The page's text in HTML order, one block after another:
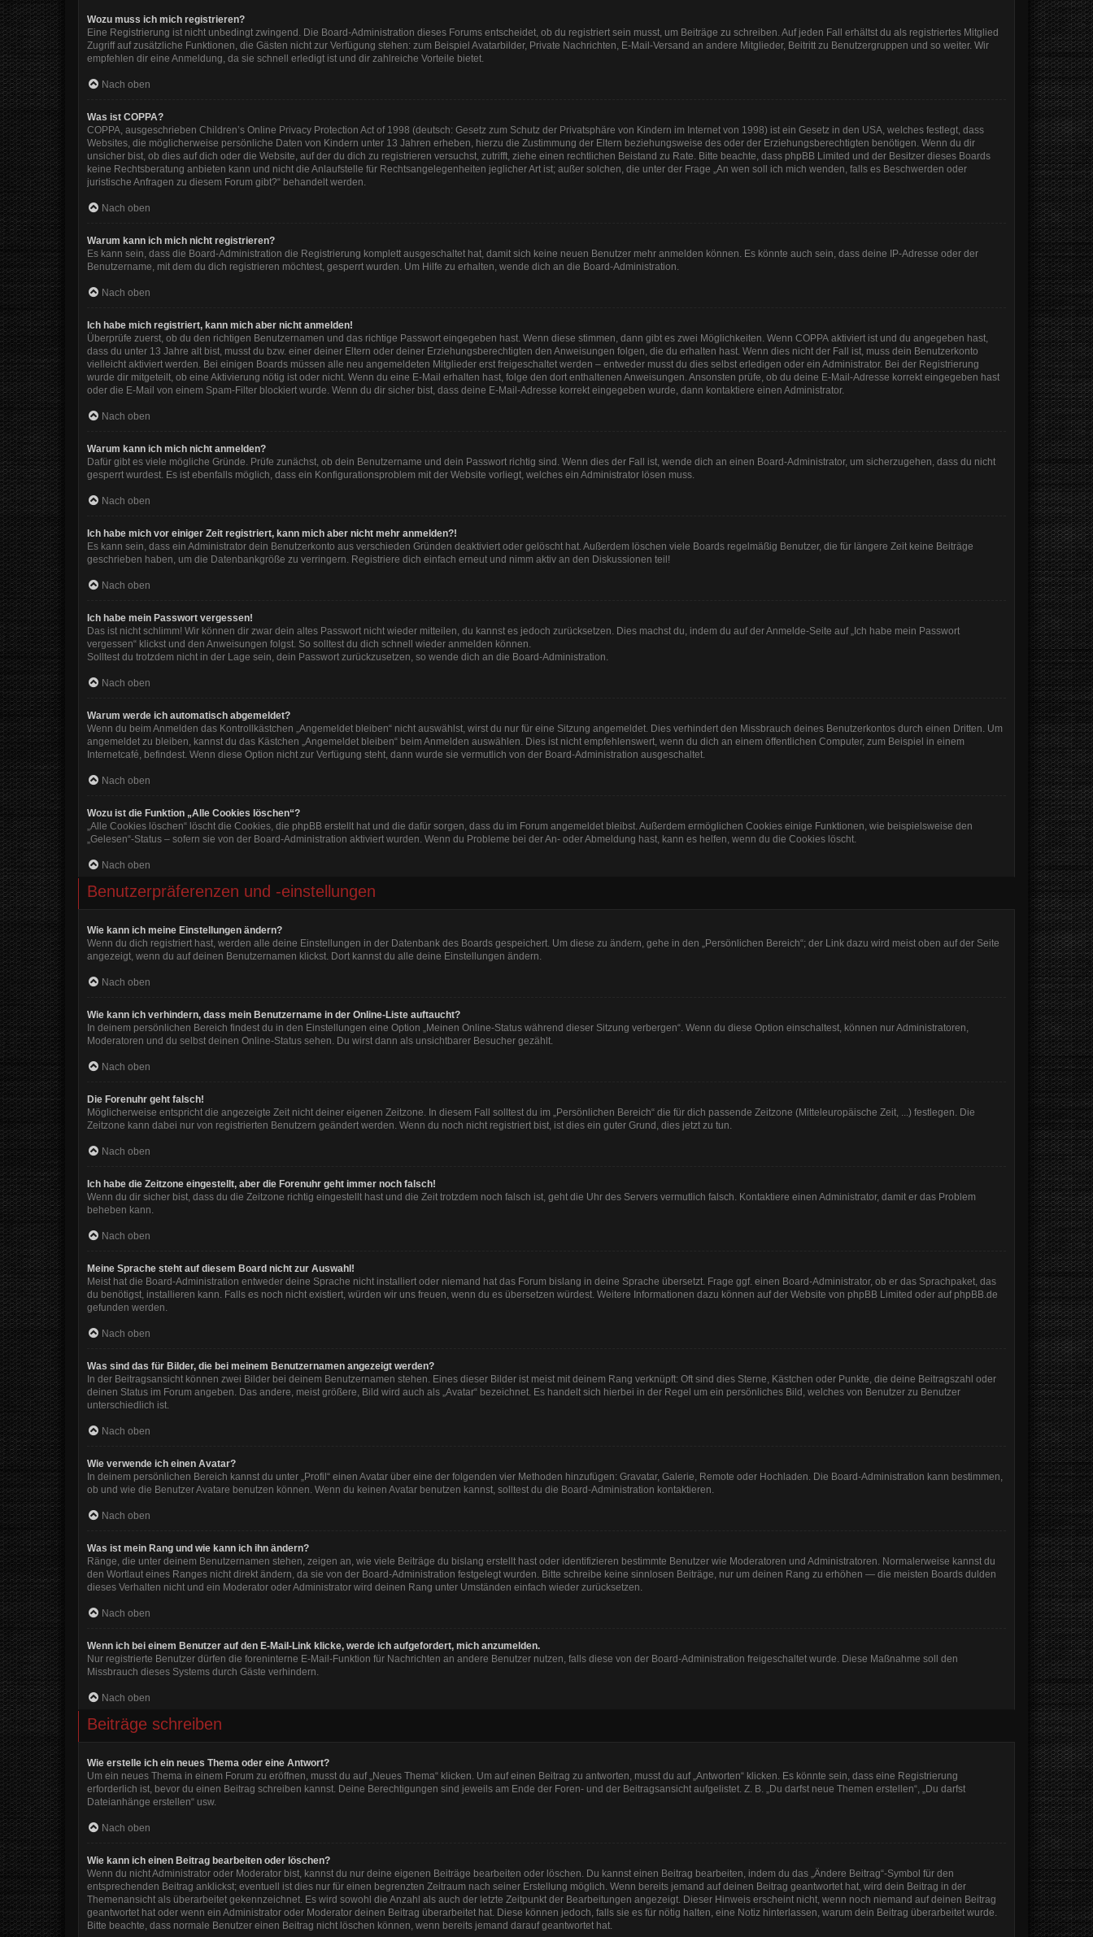
Wozu muss ich mich registrieren?
Eine Registrierung ist nicht unbedingt zwingend. Die Board-Administration dieses Forums entscheidet, ob du registriert sein musst, um Beiträge zu schreiben. Auf jeden Fall erhältst du als registriertes Mitglied
Zugriff auf zusätzliche Funktionen, die Gästen nicht zur Verfügung stehen: zum Beispiel Avatarbilder, Private Nachrichten, E-Mail-Versand an andere Mitglieder, Beitritt zu Benutzergruppen und so weiter. Wir
empfehlen dir eine Anmeldung, da sie schnell erledigt ist und dir zahlreiche Vorteile bietet.
Nach oben
Was ist COPPA?
COPPA, ausgeschrieben Children’s Online Privacy Protection Act of 1998 (deutsch: Gesetz zum Schutz der Privatsphäre von Kindern im Internet von 1998) ist ein Gesetz in den USA, welches festlegt, dass
Websites, die möglicherweise persönliche Daten von Kindern unter 13 Jahren erheben, hierzu die Zustimmung der Eltern beziehungsweise des oder der Erziehungsberechtigten benötigen. Wenn du dir
unsicher bist, ob dies auf dich oder die Website, auf der du dich zu registrieren versuchst, zutrifft, ziehe einen rechtlichen Beistand zu Rate. Bitte beachte, dass phpBB Limited und der Besitzer dieses Boards
keine Rechtsberatung anbieten kann und nicht die Anlaufstelle für Rechtsangelegenheiten jeglicher Art ist; außer solchen, die unter der Frage „An wen soll ich mich wenden, falls es Beschwerden oder
juristische Anfragen zu diesem Forum gibt?“ behandelt werden.
Nach oben
Warum kann ich mich nicht registrieren?
Es kann sein, dass die Board-Administration die Registrierung komplett ausgeschaltet hat, damit sich keine neuen Benutzer mehr anmelden können. Es könnte auch sein, dass deine IP-Adresse oder der
Benutzername, mit dem du dich registrieren möchtest, gesperrt wurden. Um Hilfe zu erhalten, wende dich an die Board-Administration.
Nach oben
Ich habe mich registriert, kann mich aber nicht anmelden!
Überprüfe zuerst, ob du den richtigen Benutzernamen und das richtige Passwort eingegeben hast. Wenn diese stimmen, dann gibt es zwei Möglichkeiten. Wenn COPPA aktiviert ist und du angegeben hast,
dass du unter 13 Jahre alt bist, musst du bzw. einer deiner Eltern oder deiner Erziehungsberechtigten den Anweisungen folgen, die du erhalten hast. Wenn dies nicht der Fall ist, muss dein Benutzerkonto
vielleicht aktiviert werden. Bei einigen Boards müssen alle neu angemeldeten Mitglieder erst freigeschaltet werden – entweder musst du dies selbst erledigen oder ein Administrator. Bei der Registrierung
wurde dir mitgeteilt, ob eine Aktivierung nötig ist oder nicht. Wenn du eine E-Mail erhalten hast, folge den dort enthaltenen Anweisungen. Ansonsten prüfe, ob du deine E-Mail-Adresse korrekt eingegeben hast
oder die E-Mail von einem Spam-Filter blockiert wurde. Wenn du dir sicher bist, dass deine E-Mail-Adresse korrekt eingegeben wurde, dann kontaktiere einen Administrator.
Nach oben
Warum kann ich mich nicht anmelden?
Dafür gibt es viele mögliche Gründe. Prüfe zunächst, ob dein Benutzername und dein Passwort richtig sind. Wenn dies der Fall ist, wende dich an einen Board-Administrator, um sicherzugehen, dass du nicht
gesperrt wurdest. Es ist ebenfalls möglich, dass ein Konfigurationsproblem mit der Website vorliegt, welches ein Administrator lösen muss.
Nach oben
Ich habe mich vor einiger Zeit registriert, kann mich aber nicht mehr anmelden?!
Es kann sein, dass ein Administrator dein Benutzerkonto aus verschieden Gründen deaktiviert oder gelöscht hat. Außerdem löschen viele Boards regelmäßig Benutzer, die für längere Zeit keine Beiträge
geschrieben haben, um die Datenbankgröße zu verringern. Registriere dich einfach erneut und nimm aktiv an den Diskussionen teil!
Nach oben
Ich habe mein Passwort vergessen!
Das ist nicht schlimm! Wir können dir zwar dein altes Passwort nicht wieder mitteilen, du kannst es jedoch zurücksetzen. Dies machst du, indem du auf der Anmelde-Seite auf „Ich habe mein Passwort
vergessen“ klickst und den Anweisungen folgst. So solltest du dich schnell wieder anmelden können.
Solltest du trotzdem nicht in der Lage sein, dein Passwort zurückzusetzen, so wende dich an die Board-Administration.
Nach oben
Warum werde ich automatisch abgemeldet?
Wenn du beim Anmelden das Kontrollkästchen „Angemeldet bleiben“ nicht auswählst, wirst du nur für eine Sitzung angemeldet. Dies verhindert den Missbrauch deines Benutzerkontos durch einen Dritten. Um
angemeldet zu bleiben, kannst du das Kästchen „Angemeldet bleiben“ beim Anmelden auswählen. Dies ist nicht empfehlenswert, wenn du dich an einem öffentlichen Computer, zum Beispiel in einem
Internetcafé, befindest. Wenn diese Option nicht zur Verfügung steht, dann wurde sie vermutlich von der Board-Administration ausgeschaltet.
Nach oben
Wozu ist die Funktion „Alle Cookies löschen“?
„Alle Cookies löschen“ löscht die Cookies, die phpBB erstellt hat und die dafür sorgen, dass du im Forum angemeldet bleibst. Außerdem ermöglichen Cookies einige Funktionen, wie beispielsweise den
„Gelesen“-Status – sofern sie von der Board-Administration aktiviert wurden. Wenn du Probleme bei der An- oder Abmeldung hast, kann es helfen, wenn du die Cookies löscht.
Nach oben
Benutzerpräferenzen und -einstellungen
Wie kann ich meine Einstellungen ändern?
Wenn du dich registriert hast, werden alle deine Einstellungen in der Datenbank des Boards gespeichert. Um diese zu ändern, gehe in den „Persönlichen Bereich“; der Link dazu wird meist oben auf der Seite
angezeigt, wenn du auf deinen Benutzernamen klickst. Dort kannst du alle deine Einstellungen ändern.
Nach oben
Wie kann ich verhindern, dass mein Benutzername in der Online-Liste auftaucht?
In deinem persönlichen Bereich findest du in den Einstellungen eine Option „Meinen Online-Status während dieser Sitzung verbergen“. Wenn du diese Option einschaltest, können nur Administratoren,
Moderatoren und du selbst deinen Online-Status sehen. Du wirst dann als unsichtbarer Besucher gezählt.
Nach oben
Die Forenuhr geht falsch!
Möglicherweise entspricht die angezeigte Zeit nicht deiner eigenen Zeitzone. In diesem Fall solltest du im „Persönlichen Bereich“ die für dich passende Zeitzone (Mitteleuropäische Zeit, ...) festlegen. Die
Zeitzone kann dabei nur von registrierten Benutzern geändert werden. Wenn du noch nicht registriert bist, ist dies ein guter Grund, dies jetzt zu tun.
Nach oben
Ich habe die Zeitzone eingestellt, aber die Forenuhr geht immer noch falsch!
Wenn du dir sicher bist, dass du die Zeitzone richtig eingestellt hast und die Zeit trotzdem noch falsch ist, geht die Uhr des Servers vermutlich falsch. Kontaktiere einen Administrator, damit er das Problem
beheben kann.
Nach oben
Meine Sprache steht auf diesem Board nicht zur Auswahl!
Meist hat die Board-Administration entweder deine Sprache nicht installiert oder niemand hat das Forum bislang in deine Sprache übersetzt. Frage ggf. einen Board-Administrator, ob er das Sprachpaket, das
du benötigst, installieren kann. Falls es noch nicht existiert, würden wir uns freuen, wenn du es übersetzen würdest. Weitere Informationen dazu können auf der Website von phpBB Limited oder auf phpBB.de
gefunden werden.
Nach oben
Was sind das für Bilder, die bei meinem Benutzernamen angezeigt werden?
In der Beitragsansicht können zwei Bilder bei deinem Benutzernamen stehen. Eines dieser Bilder ist meist mit deinem Rang verknüpft: Oft sind dies Sterne, Kästchen oder Punkte, die deine Beitragszahl oder
deinen Status im Forum angeben. Das andere, meist größere, Bild wird auch als „Avatar“ bezeichnet. Es handelt sich hierbei in der Regel um ein persönliches Bild, welches von Benutzer zu Benutzer
unterschiedlich ist.
Nach oben
Wie verwende ich einen Avatar?
In deinem persönlichen Bereich kannst du unter „Profil“ einen Avatar über eine der folgenden vier Methoden hinzufügen: Gravatar, Galerie, Remote oder Hochladen. Die Board-Administration kann bestimmen,
ob und wie die Benutzer Avatare benutzen können. Wenn du keinen Avatar benutzen kannst, solltest du die Board-Administration kontaktieren.
Nach oben
Was ist mein Rang und wie kann ich ihn ändern?
Ränge, die unter deinem Benutzernamen stehen, zeigen an, wie viele Beiträge du bislang erstellt hast oder identifizieren bestimmte Benutzer wie Moderatoren und Administratoren. Normalerweise kannst du
den Wortlaut eines Ranges nicht direkt ändern, da sie von der Board-Administration festgelegt wurden. Bitte schreibe keine sinnlosen Beiträge, nur um deinen Rang zu erhöhen — die meisten Boards dulden
dieses Verhalten nicht und ein Moderator oder Administrator wird deinen Rang unter Umständen einfach wieder zurücksetzen.
Nach oben
Wenn ich bei einem Benutzer auf den E-Mail-Link klicke, werde ich aufgefordert, mich anzumelden.
Nur registrierte Benutzer dürfen die foreninterne E-Mail-Funktion für Nachrichten an andere Benutzer nutzen, falls diese von der Board-Administration freigeschaltet wurde. Diese Maßnahme soll den
Missbrauch dieses Systems durch Gäste verhindern.
Nach oben
Beiträge schreiben
Wie erstelle ich ein neues Thema oder eine Antwort?
Um ein neues Thema in einem Forum zu eröffnen, musst du auf „Neues Thema“ klicken. Um auf einen Beitrag zu antworten, musst du auf „Antworten“ klicken. Es könnte sein, dass eine Registrierung
erforderlich ist, bevor du einen Beitrag schreiben kannst. Deine Berechtigungen sind jeweils am Ende der Foren- und der Beitragsansicht aufgelistet. Z. B. „Du darfst neue Themen erstellen“, „Du darfst
Dateianhänge erstellen“ usw.
Nach oben
Wie kann ich einen Beitrag bearbeiten oder löschen?
Wenn du nicht Administrator oder Moderator bist, kannst du nur deine eigenen Beiträge bearbeiten oder löschen. Du kannst einen Beitrag bearbeiten, indem du das „Ändere Beitrag“-Symbol für den
entsprechenden Beitrag anklickst; eventuell ist dies nur für einen begrenzten Zeitraum nach seiner Erstellung möglich. Wenn bereits jemand auf deinen Beitrag geantwortet hat, wird dein Beitrag in der
Themenansicht als überarbeitet gekennzeichnet. Es wird sowohl die Anzahl als auch der letzte Zeitpunkt der Bearbeitungen angezeigt. Dieser Hinweis erscheint nicht, wenn noch niemand auf deinen Beitrag
geantwortet hat oder wenn ein Administrator oder Moderator deinen Beitrag überarbeitet hat. Diese können jedoch, falls sie es für nötig halten, eine Notiz hinterlassen, warum dein Beitrag überarbeitet wurde.
Bitte beachte, dass normale Benutzer einen Beitrag nicht löschen können, wenn bereits jemand darauf geantwortet hat.